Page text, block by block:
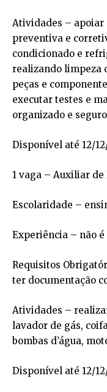
Atividades – apoiar
preventiva e
condicionado e
realizando limpeza
peças e
executar testes e
organizado e
Disponível até 12/
1 vaga – Auxiliar
Escolaridade –
Experiência – não é
Requisitos
ter documentação
Atividades –
lavador de gás,
bombas d’água,
Disponível até 12/